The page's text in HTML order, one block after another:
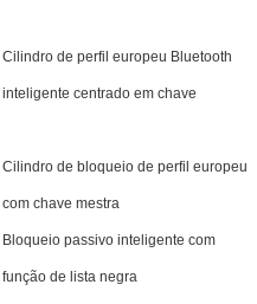
Cilindro de perfil europeu Bluetooth
inteligente centrado em chave
Cilindro de bloqueio de perfil europeu
com chave mestra
Bloqueio passivo inteligente com
função de lista negra